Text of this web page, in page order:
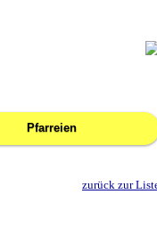
Pfarreien
zurück zur